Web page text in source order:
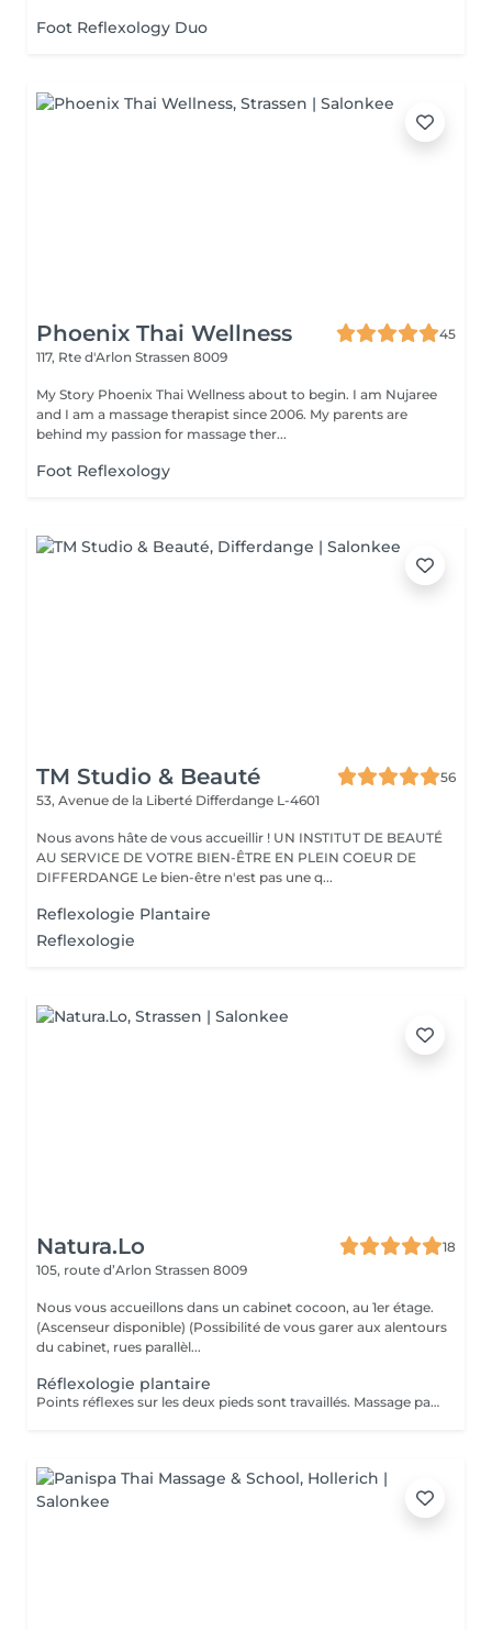
Foot Reflexology Duo
Phoenix Thai Wellness
45
117, Rte d'Arlon Strassen 8009
My Story Phoenix Thai Wellness about to begin. I am Nujaree
and I am a massage therapist since 2006. My parents are
behind my passion for massage ther...
Foot Reflexology
TM Studio & Beauté
56
53, Avenue de la Liberté Differdange L-4601
Nous avons hâte de vous accueillir ! UN INSTITUT DE BEAUTÉ
AU SERVICE DE VOTRE BIEN-ÊTRE EN PLEIN COEUR DE
DIFFERDANGE Le bien-être n'est pas une q...
Reflexologie Plantaire
Reflexologie
Natura.Lo
18
105, route d’Arlon Strassen 8009
Nous vous accueillons dans un cabinet cocoon, au 1er étage.
(Ascenseur disponible) (Possibilité de vous garer aux alentours
du cabinet, rues parallèl...
Réflexologie plantaire
Points réflexes sur les deux pieds sont travaillés. Massage par pression sur toutes les zones de vos pieds, utilisation avec du talc. Chèque cadeau disponible (Montant de votre choix, celui-ci est à indiquer lors de votre demande)